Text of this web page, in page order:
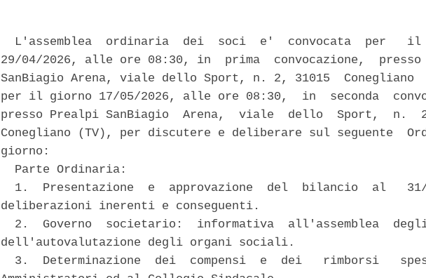
L'assemblea  ordinaria  dei  soci  e'  convocata  per   il
29/04/2026, alle ore 08:30, in  prima  convocazione,
SanBiagio Arena, viale dello Sport, n. 2, 31015  Conegliano
per il giorno 17/05/2026, alle ore 08:30,  in  seconda
presso Prealpi SanBiagio  Arena,  viale  dello  Sport,  n.
Conegliano (TV), per discutere e deliberare sul seguente
giorno:
  Parte Ordinaria:
1.  Presentazione  e  approvazione  del  bilancio  al
deliberazioni inerenti e conseguenti.
2.  Governo  societario:  informativa  all'assemblea
dell'autovalutazione degli organi sociali.
3.  Determinazione  dei  compensi  e  dei   rimborsi